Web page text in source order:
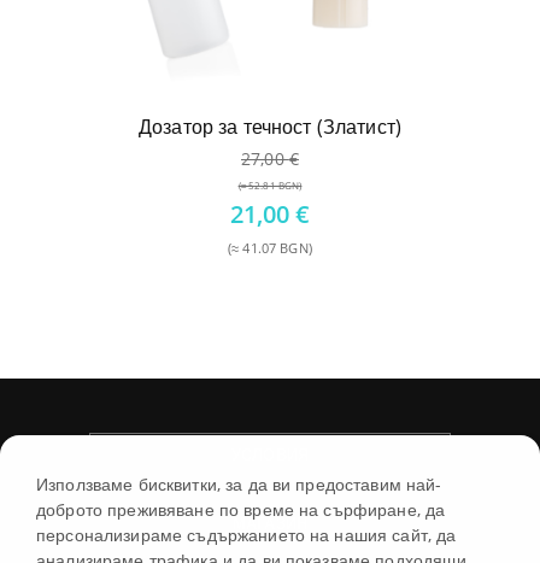
Дозатор за течност (Златист)
27,00€
(≈ 52.81 BGN)
Original
price
was:
21,00€
(≈ 41.07 BGN)
МАГАЗИН
Използваме бисквитки, за да ви предоставим най-
доброто преживяване по време на сърфиране, да
персонализираме съдържанието на нашия сайт, да